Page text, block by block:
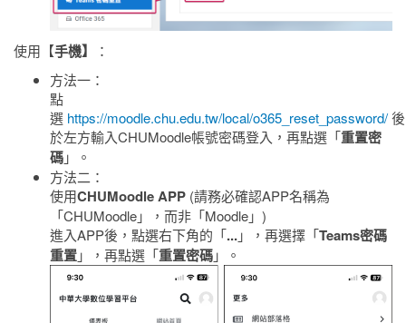
使用【手機】
：
方法一：
點
選 https://moodle.chu.edu.tw/local/o365_reset_password/
於左方輸入CHUMoodle帳號密碼登入， 再點選「重置密
碼」
。
方法二：
使用CHUMoodle APP (請務必確認APP名稱為
「CHUMoodle」，而非「Moodle」)
進入APP後，點選右下角的「...」，再選擇「Teams密碼
重置」， 再點選「重置密碼」 。